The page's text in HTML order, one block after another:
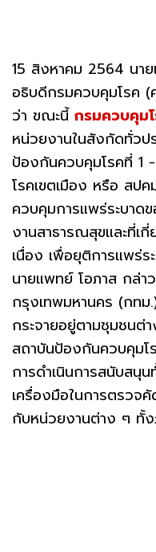
15 สิงหาคม 2564 นา
อธิบดีกรมควบคุมโรค
ว่า ขณะนี้ กรมควบคุม
หน่วยงานในสังกัดทั่วป
ป้องกันควบคุมโรคที่ 1
โรคเขตเมือง หรือ สป
ควบคุมการแพร่ระบาด
งานสาธารณสุขและที่เ
เนื่อง เพื่อยุติการแพร่ร
นายแพทย์ โอภาส กล่
กรุงเทพมหานคร (กท
กระจายอยู่ตามชุมชนต่
สถาบันป้องกันควบคุมโ
การดำเนินการสนับสนุน
เครื่องมือในการตรวจ
กับหน่วยงานต่าง ๆ ทั้ง